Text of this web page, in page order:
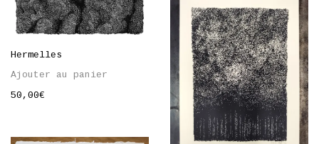
Hermelles
Ajouter au panier
50,00€